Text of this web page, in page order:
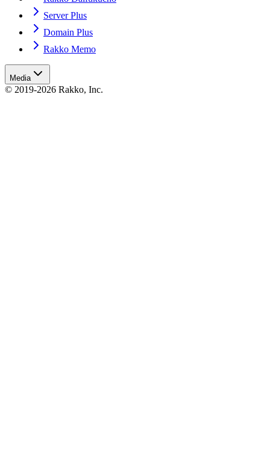
Server Plus
Domain Plus
Rakko Memo
Media
© 2019-2026 Rakko, Inc.